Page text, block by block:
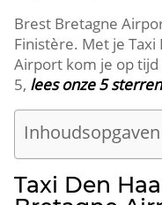
Brest Bretagne
Finistère. Met je Taxi
Airport kom je op tijd
5, lees onze 5
Inhoudsopgaven
Taxi Den